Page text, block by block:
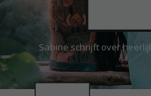
Sabine schrijft over